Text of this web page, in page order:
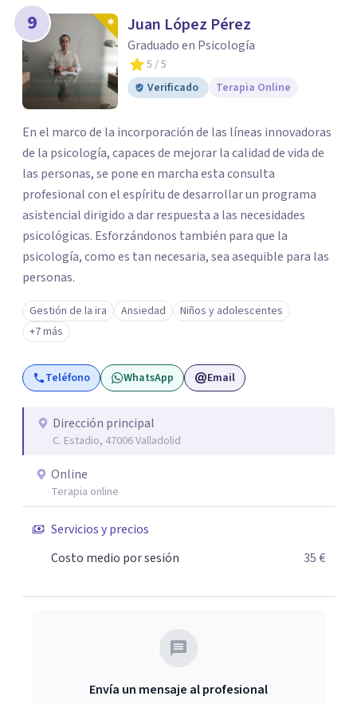
9 Juan López Pérez
Graduado en Psicología
5 / 5
Verificado
Terapia Online
En el marco de la incorporación de las líneas innovadoras
de la psicología, capaces de mejorar la calidad de vida de
las personas, se pone en marcha esta consulta
profesional con el espíritu de desarrollar un programa
asistencial dirigido a dar respuesta a las necesidades
psicológicas. Esforzándonos también para que la
psicología, como es tan necesaria, sea asequible para las
personas.
Gestión de la ira Ansiedad
Niños y adolescentes
+7 más
Teléfono WhatsApp Email
Dirección principal
C. Estadio, 47006 Valladolid
Online
Terapia online
Servicios y precios
Costo medio por sesión
35 €
Envía un mensaje al profesional